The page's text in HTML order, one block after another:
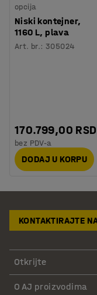
opcija
Niski kontejner,
1160 L, plava
Art. br.:305024
170.799,00 RSD
bez PDV-a
DODAJ U KORPU
KONTAKTIRAJTE
Otkrijte
O AJ proizvodima